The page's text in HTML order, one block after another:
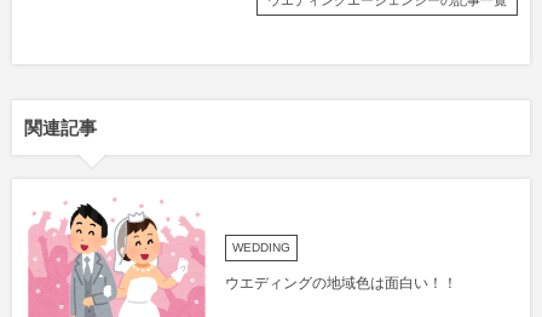
関連記事
WEDDING
ウエディングの地域色は面白い！！